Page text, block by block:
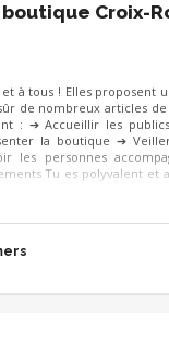
Croix-
à tous ! Elles proposent
de nombreux articles de
: ➔ Accueillir les
la boutique ➔
les personnes
Tu es polyvalent et